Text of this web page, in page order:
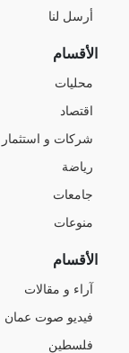
أرسل لنا
الأقسام
محليات
اقتصاد
شركات و استثمار
رياضة
جامعات
منوعات
الأقسام
آراء و مقالات
فيديو صوت عمان
فلسطين